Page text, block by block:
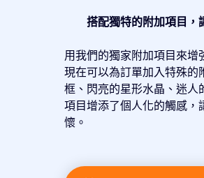
搭配獨特的附加項目，
用我們的獨家附加項目來增
現在可以為訂單加入特殊的
框、閃亮的星形水晶、迷人
項目增添了個人化的觸感，
懷。